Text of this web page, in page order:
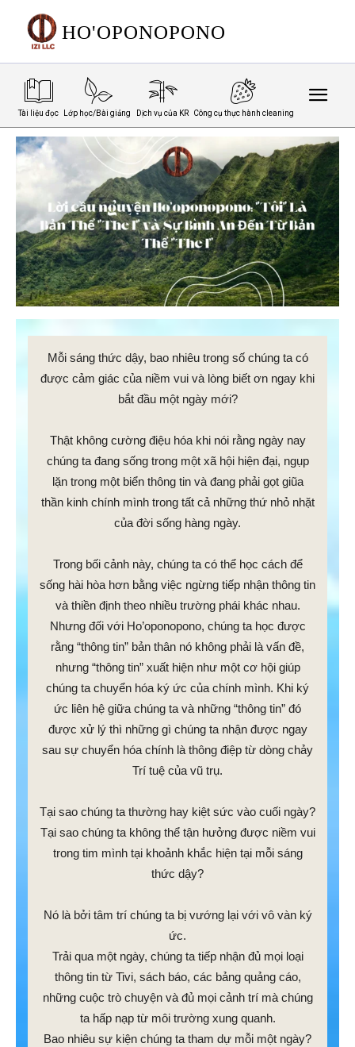
HO'OPONOPONO
Tài liệu đọc Lớp học/Bài giảng Dịch vụ của KR Công cụ thực hành cleaning
Mỗi sáng thức dậy, bao nhiêu trong số chúng ta có
được cảm giác của niềm vui và lòng biết ơn ngay khi
bắt đầu một ngày mới?
Thật không cường điệu hóa khi nói rằng ngày nay
chúng ta đang sống trong một xã hội hiện đại, ngụp
lặn trong một biển thông tin và đang phải gọt giũa
thần kinh chính mình trong tất cả những thứ nhỏ nhặt
của đời sống hàng ngày.
Trong bối cảnh này, chúng ta có thể học cách để
sống hài hòa hơn bằng việc ngừng tiếp nhận thông tin
và thiền định theo nhiều trường phái khác nhau.
Nhưng đối với Ho’oponopono, chúng ta học được
rằng “thông tin” bản thân nó không phải là vấn đề,
nhưng “thông tin” xuất hiện như một cơ hội giúp
chúng ta chuyển hóa ký ức của chính mình. Khi ký
ức liên hệ giữa chúng ta và những “thông tin” đó
được xử lý thì những gì chúng ta nhận được ngay
sau sự chuyển hóa chính là thông điệp từ dòng chảy
Trí tuệ của vũ trụ.
Tại sao chúng ta thường hay kiệt sức vào cuối ngày?
Tại sao chúng ta không thể tận hưởng được niềm vui
trong tim mình tại khoảnh khắc hiện tại mỗi sáng
thức dậy?
Nó là bởi tâm trí chúng ta bị vướng lại với vô vàn ký
ức.
Trải qua một ngày, chúng ta tiếp nhận đủ mọi loại
thông tin từ Tivi, sách báo, các bảng quảng cáo,
những cuộc trò chuyện và đủ mọi cảnh trí mà chúng
ta hấp nạp từ môi trường xung quanh.
Bao nhiêu sự kiện chúng ta tham dự mỗi một ngày?